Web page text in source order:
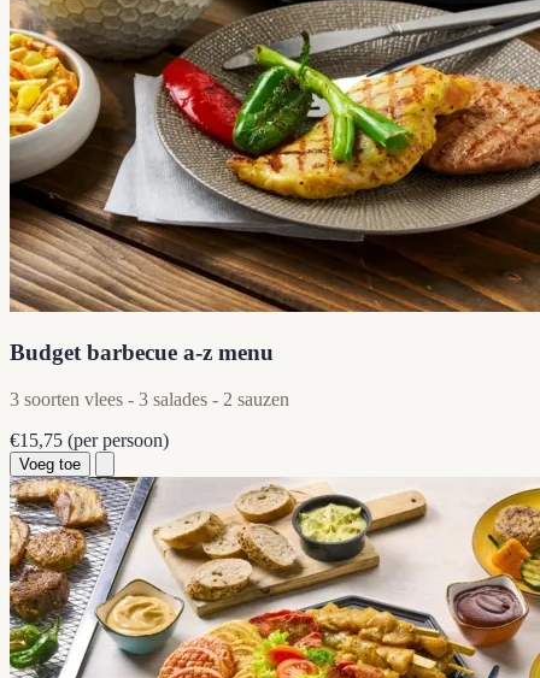
Budget barbecue a-z menu
3 soorten vlees - 3 salades - 2 sauzen
€15,75 (per persoon)
Voeg toe